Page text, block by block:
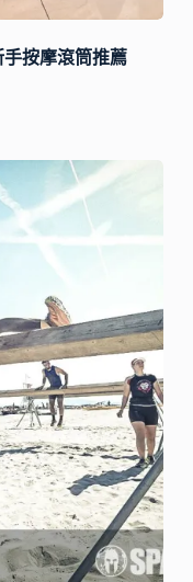
按摩滾筒推薦